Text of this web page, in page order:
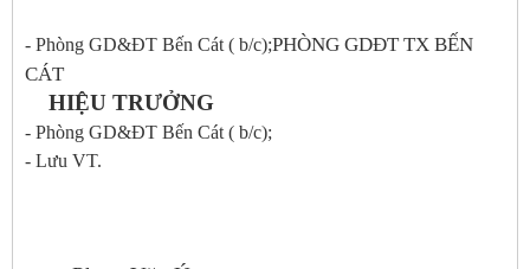
- Phòng GD&ĐT Bến Cát ( b/c);PHÒNG GDĐT TX BẾN
CÁT
HIỆU TRƯỞNG
- Phòng GD&ĐT Bến Cát ( b/c);
- Lưu VT.